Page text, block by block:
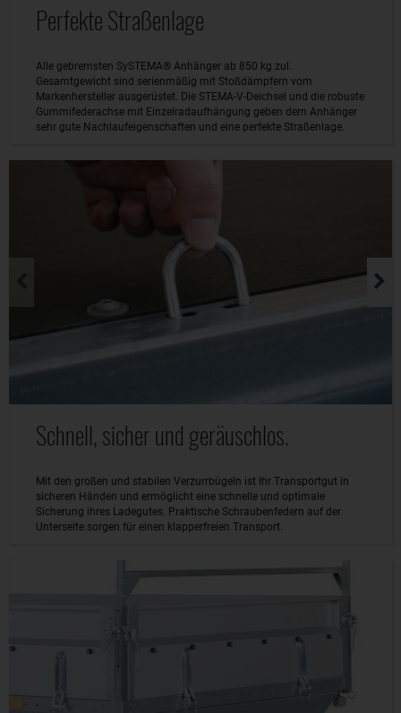
Perfekte Straßenlage
Alle gebremsten SySTEMA® Anhänger ab 850 kg zul.
Gesamtgewicht sind serienmäßig mit Stoßdämpfern vom
Markenhersteller ausgerüstet. Die STEMA-V-Deichsel und die robuste
Gummifederachse mit Einzelradaufhängung geben dem Anhänger
sehr gute Nachlaufeigenschaften und eine perfekte Straßenlage.
Schnell, sicher und geräuschlos.
Mit den großen und stabilen Verzurrbügeln ist Ihr Transportgut in
sicheren Händen und ermöglicht eine schnelle und optimale
Sicherung ihres Ladegutes. Praktische Schraubenfedern auf der
Unterseite sorgen für einen klapperfreien Transport.